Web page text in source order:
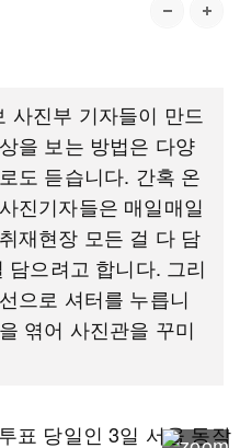
사진부 기자들이 만드
을 보는 방법은 다양
도 듣습니다. 간혹 온
진기자들은 매일매일
재현장 모든 걸 다 담
으려고 합니다. 그리
으로 셔터를 누릅니
엮어 사진관을 꾸미